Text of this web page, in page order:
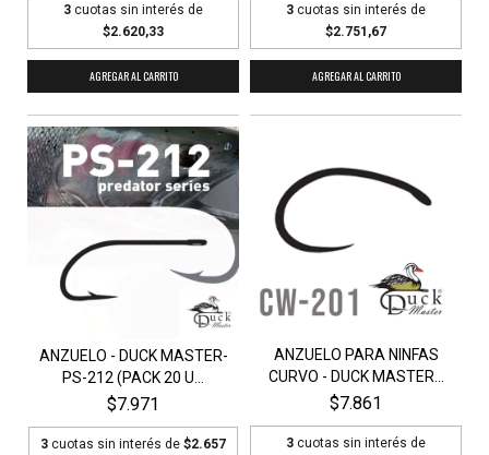
3 cuotas sin interés de
$2.620,33
AGREGAR AL CARRITO
3 cuotas sin interés de
$2.751,67
AGREGAR AL CARRITO
ANZUELO - DUCK MASTER-
PS-212 (PACK 20 U...
$7.971
3 cuotas sin interés de $2.657
ANZUELO PARA NINFAS
CURVO - DUCK MASTER...
$7.861
3 cuotas sin interés de